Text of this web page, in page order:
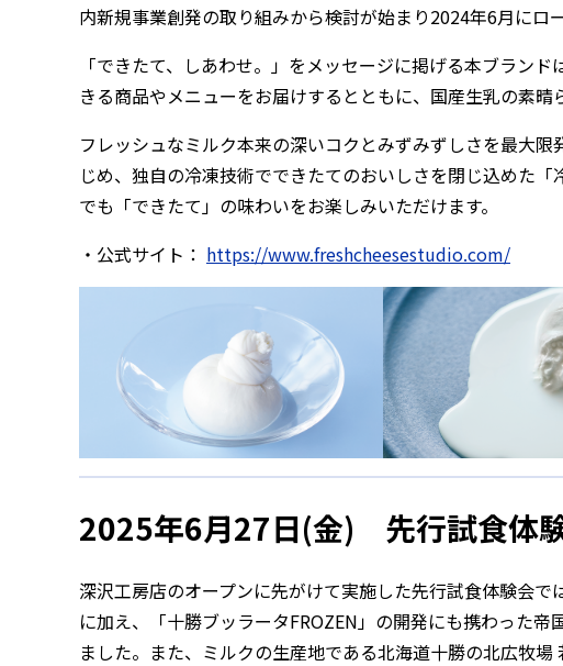
内新規事業創発の取り組みから検討が始まり2024年6月にロ
「できたて、しあわせ。」をメッセージに掲げる本ブラン
きる商品やメニューをお届けするとともに、国産生乳の素晴
フレッシュなミルク本来の深いコクとみずみずしさを最大
じめ、独自の冷凍技術でできたてのおいしさを閉じ込めた
でも「できたて」の味わいをお楽しみいただけます。
・公式サイト： https://www.freshcheesestudio.com/
2025年6月27日(金) 先行試食体
深沢工房店のオープンに先がけて実施した先行試食体験会
に加え、「十勝ブッラータFROZEN」の開発にも携わった
ました。また、ミルクの生産地である北海道十勝の北広牧場